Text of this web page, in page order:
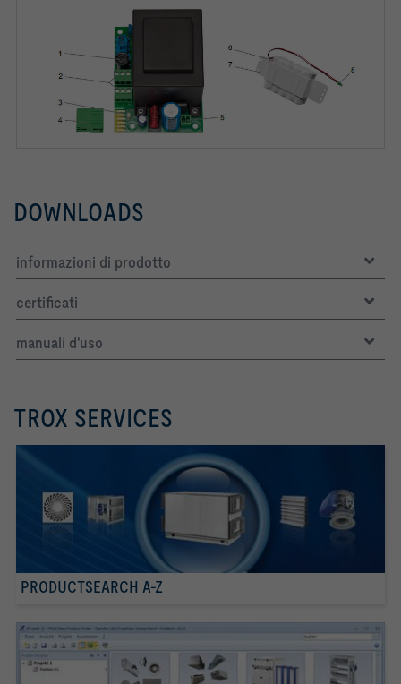
DOWNLOADS
informazioni di prodotto
certificati
manuali d'uso
TROX SERVICES
PRODUCTSEARCH A-Z